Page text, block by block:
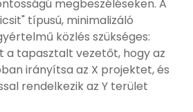
megbeszéléseken. A
típusú, minimalizáló
közlés szükséges:
a tapasztalt vezetőt, hogy az
irányítsa az X projektet, és
rendelkezik az Y terület